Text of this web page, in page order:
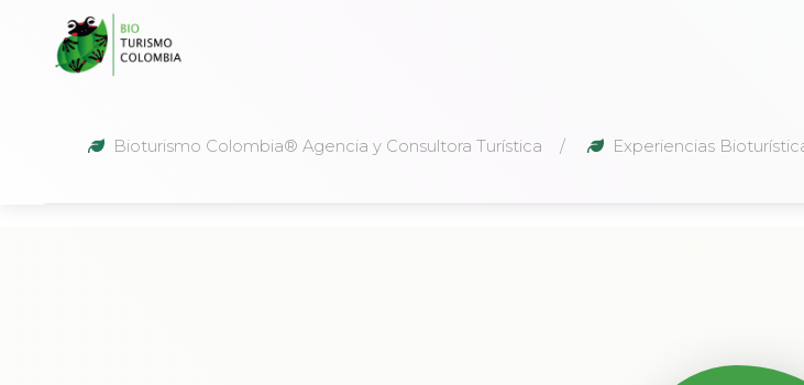
Bioturismo Colombia® Agencia y Consultora Turística Experiencias